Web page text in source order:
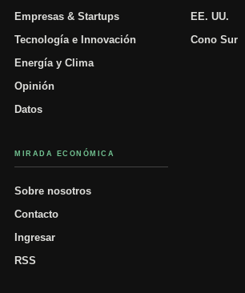
Empresas & Startups
Tecnología e Innovación
Energía y Clima
Opinión
Datos
EE. UU.
Cono Sur
MIRADA ECONÓMICA
Sobre nosotros
Contacto
Ingresar
RSS